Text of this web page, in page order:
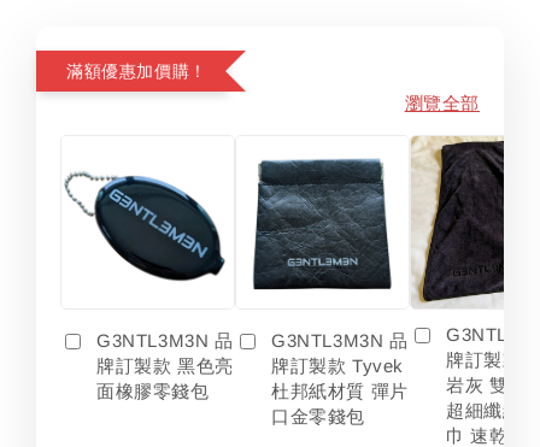
滿額優惠加價購！
瀏覽全部
G3NTL3M3N 品
牌訂製款 黑色亮
面橡膠零錢包
G3NTL3M3N 品
牌訂製款 Tyvek
杜邦紙材質 彈片
口金零錢包
牌訂製款
岩灰 雙色
超細纖維
巾 速乾 吸